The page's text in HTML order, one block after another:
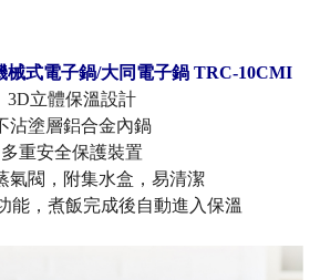
械式電子鍋/大同電子鍋 TRC-10CMI
3D立體保溫設計
沾塗層鋁合金內鍋
多重安全保護裝置
氣閥，附集水盒，易清潔
能，煮飯完成後自動進入保溫